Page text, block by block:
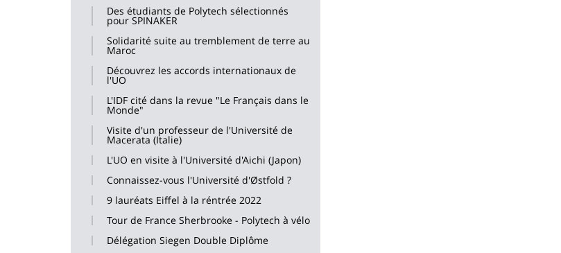
Des étudiants de Polytech sélectionnés
pour SPINAKER
Solidarité suite au tremblement de terre au
Maroc
Découvrez les accords internationaux de
l'UO
L'IDF cité dans la revue "Le Français dans le
Monde"
Visite d'un professeur de l'Université de
Macerata (Italie)
L'UO en visite à l'Université d'Aichi (Japon)
Connaissez-vous l'Université d'Østfold ?
9 lauréats Eiffel à la réntrée 2022
Tour de France Sherbrooke - Polytech à vélo
Délégation Siegen Double Diplôme